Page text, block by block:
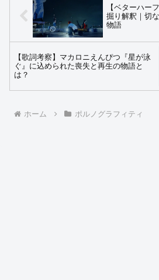
【ベターハー
掘り解釈｜切
物語
【歌詞考察】マカロニえんぴつ『星が泳
ぐ』に込められた喪失と再生の物語と
は？
ホーム ポルノグラフィティ